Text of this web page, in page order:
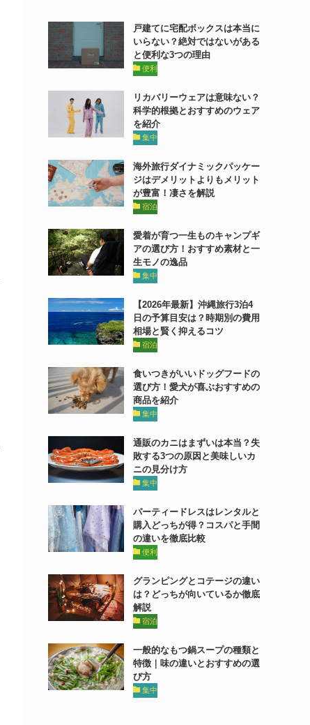
戸建てに宅配ボックスは本当に
いらない？絶対ではないがある
と便利な3つの理由
便利
リカバリーウェアは意味ない？
科学的根拠とおすすめのウェア
を紹介
集中
海外旅行ダイナミックパッケー
ジはデメリットよりもメリット
が豊富！凄さを解説
宿泊
愛着が育つ一生ものキャンプギ
アの選び方！おすすめ素材と一
生モノの逸品
集中
【2026年最新】沖縄旅行3泊4
日の予算目安は？時期別の費用
相場と賢く抑えるコツ
宿泊
食いつきがいいドッグフードの
選び方！愛犬が喜ぶおすすめの
商品を紹介
集中
通販のカニはまずいは本当？失
敗する3つの原因と美味しいカ
ニの見分け方
集中
パーティードレスはレンタルと
購入どっちが得？コスパと手間
の違いを徹底比較
便利
グランピングとコテージの違い
は？どっちが向いているか徹底
解説
宿泊
一般的なもつ鍋スープの種類と
特徴｜味の違いとおすすめの選
び方
集中